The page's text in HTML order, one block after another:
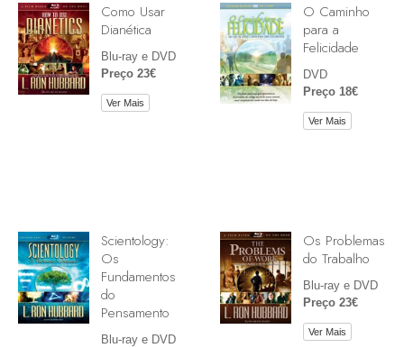
Como Usar
Dianética
Blu-ray e DVD
Preço 23€
Ver Mais
O Caminho
para a
Felicidade
DVD
Preço 18€
Ver Mais
Scientology:
Os
Fundamentos
do
Pensamento
Blu-ray e DVD
Os Problemas
do Trabalho
Blu-ray e DVD
Preço 23€
Ver Mais